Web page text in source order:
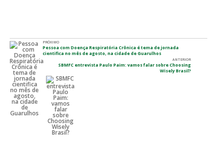
PRÓXIMO
Pessoa com Doença Respiratória Crônica é tema de jornada
cientifica no mês de agosto, na cidade de Guarulhos
ANTERIOR
SBMFC entrevista Paulo Paim: vamos falar sobre Choosing
Wisely Brasil?